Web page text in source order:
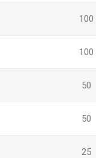
100
100
50
50
25